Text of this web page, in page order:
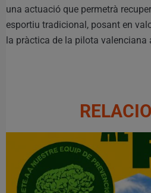
una actuació que permetrà
esportiu tradicional, posant en
la pràctica de la pilota valenciana